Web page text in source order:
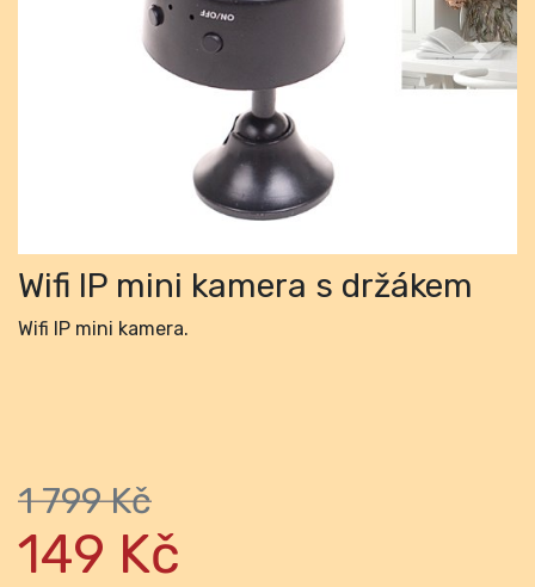
Next
Wifi IP mini kamera s držákem
Wifi IP mini kamera.
1 799 Kč
149 Kč